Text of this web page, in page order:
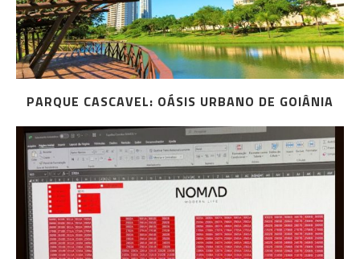
PARQUE CASCAVEL: OÁSIS URBANO DE GOIÂNIA